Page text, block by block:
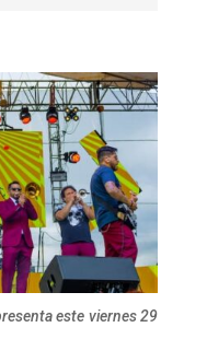
este viernes 29